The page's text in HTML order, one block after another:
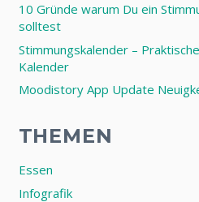
10 Gründe warum Du ein
solltest
Stimmungskalender –
Kalender
Moodistory App Update
THEMEN
Essen
Infografik